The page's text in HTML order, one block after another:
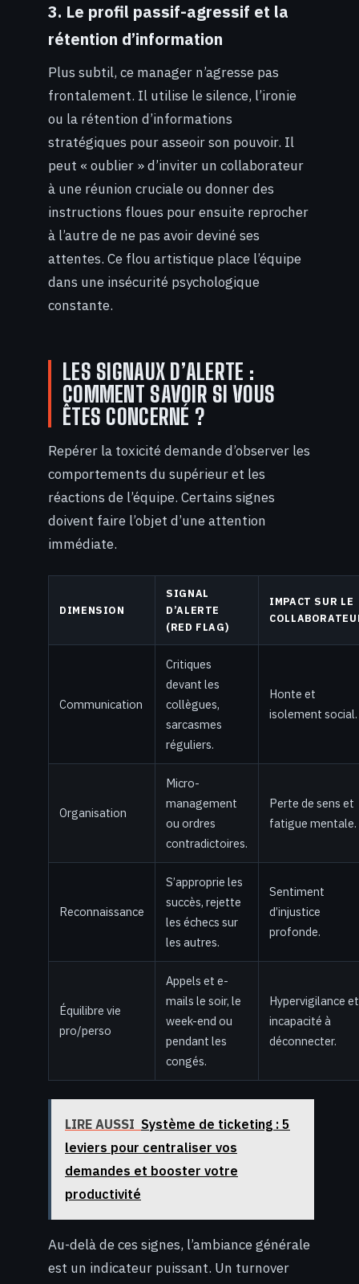
3. Le profil passif-agressif et la
rétention d’information
Plus subtil, ce manager n’agresse pas
frontalement. Il utilise le silence, l’ironie
ou la rétention d’informations
stratégiques pour asseoir son pouvoir. Il
peut « oublier » d’inviter un collaborateur
à une réunion cruciale ou donner des
instructions floues pour ensuite reprocher
à l’autre de ne pas avoir deviné ses
attentes. Ce flou artistique place l’équipe
dans une insécurité psychologique
constante.
LES SIGNAUX D’ALERTE :
COMMENT SAVOIR SI VOUS
ÊTES CONCERNÉ ?
Repérer la toxicité demande d’observer les
comportements du supérieur et les
réactions de l’équipe. Certains signes
doivent faire l’objet d’une attention
immédiate.
DIMENSION
SIGNAL
D’ALERTE
(RED FLAG)
IMPACT SUR LE
Communication
Critiques
devant les
collègues,
sarcasmes
réguliers.
Honte et
isolement social.
Organisation
Micro-
management
ou ordres
contradictoires.
Perte de sens et
fatigue mentale.
Reconnaissance
S’approprie les
succès, rejette
les échecs sur
les autres.
Sentiment
d’injustice
profonde.
Équilibre vie
pro/perso
Appels et e-
mails le soir, le
week-end ou
pendant les
congés.
Hypervigilance et
incapacité à
déconnecter.
LIRE AUSSI Système de ticketing : 5
leviers pour centraliser vos
demandes et booster votre
productivité
Au-delà de ces signes, l’ambiance générale
est un indicateur puissant. Un turnover